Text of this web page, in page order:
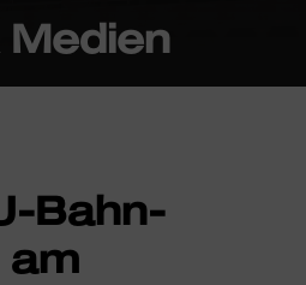
Medien
Bahn-
am